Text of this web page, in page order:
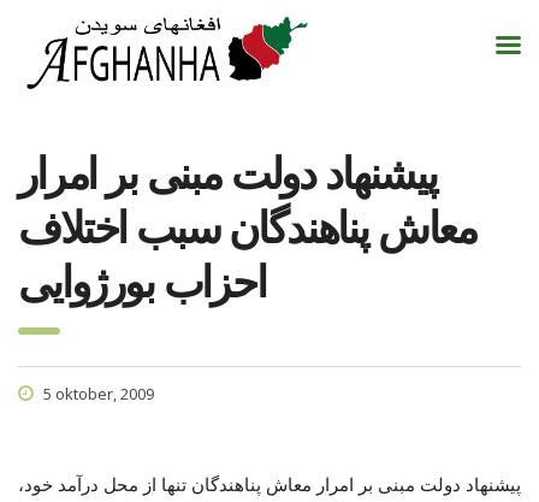
پیشنهاد دولت مبنی بر امرار
معاش پناهندگان سبب اختلاف
احزاب بورژوایی
5 oktober, 2009
پیشنهاد دولت مبنی بر امرار معاش پناهندگان تنها از محل درآمد خود،